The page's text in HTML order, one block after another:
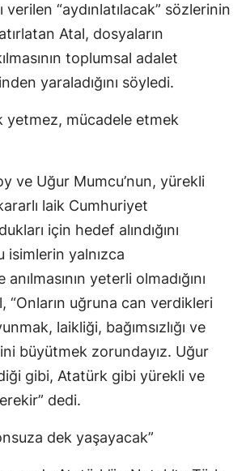
verilen “aydınlatılacak” sözlerinin
Atal, dosyaların
toplumsal adalet
yaraladığını söyledi.
yetmez, mücadele etmek
ve Uğur Mumcu’nun, yürekli
laik Cumhuriyet
için hedef alındığını
isimlerin yalnızca
yeterli olmadığını
“Onların uğruna can verdikleri
laikliği, bağımsızlığı ve
büyütmek zorundayız. Uğur
gibi, Atatürk gibi yürekli ve
dedi.
dek yaşayacak”